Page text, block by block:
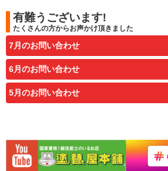
有難うございます!
たくさんの方からお声かけ頂きました
7月のお問い合わせ
6月のお問い合わせ
5月のお問い合わせ